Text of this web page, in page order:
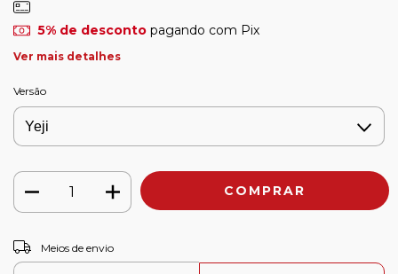
5% de descontopagando com Pix
Ver mais detalhes
Versão
Entregas para o CEP:
Meios de envio